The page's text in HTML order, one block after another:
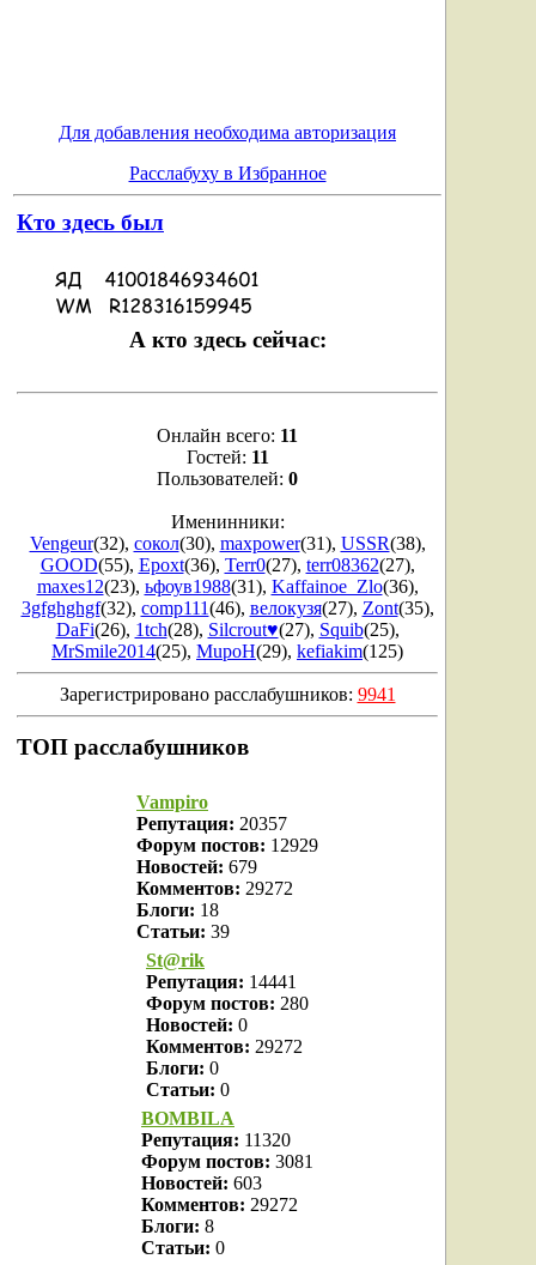
Для добавления необходима авторизация
Расслабуху в Избранное
Кто здесь был
А кто здесь сейчас:
Онлайн всего: 11
Гостей: 11
Пользователей: 0
Именинники:
Vengeur(32), сокол(30), maxpower(31), USSR(38),
GOOD(55), Epoxt(36), Terr0(27), terr08362(27),
maxes12(23), ьфоув1988(31), Kaffainoe_Zlo(36),
3gfghghgf(32), comp111(46), велокузя(27), Zont(35),
DaFi(26), 1tch(28), Silcrout♥(27), Squib(25),
MrSmile2014(25), MupoH(29), kefiakim(125)
Зарегистрировано расслабушников: 9941
ТОП расслабушников
Vampiro
Репутация: 20357
Форум постов: 12929
Новостей: 679
Комментов: 29272
Блоги: 18
Статьи: 39
St@rik
Репутация: 14441
Форум постов: 280
Новостей: 0
Комментов: 29272
Блоги: 0
Статьи: 0
BOMBILA
Репутация: 11320
Форум постов: 3081
Новостей: 603
Комментов: 29272
Блоги: 8
Статьи: 0